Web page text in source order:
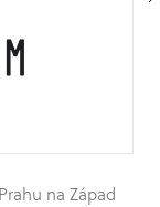
na Západ